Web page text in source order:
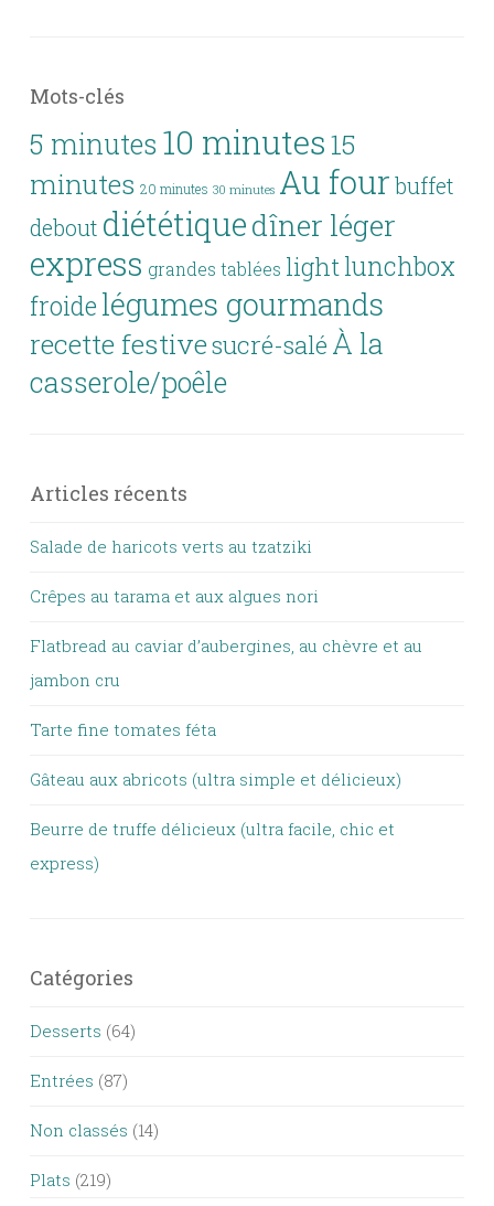
Mots-clés
5 minutes 10 minutes15
minutes 20 minutes 30 minutes Au fourbuffet
debout diététiquedîner léger
express grandes tablées lightlunchbox
froide légumes gourmands
recette festivesucré-salé À la
casserole/poêle
Articles récents
Salade de haricots verts au tzatziki
Crêpes au tarama et aux algues nori
Flatbread au caviar d’aubergines, au chèvre et au
jambon cru
Tarte fine tomates féta
Gâteau aux abricots (ultra simple et délicieux)
Beurre de truffe délicieux (ultra facile, chic et
express)
Catégories
Desserts (64)
Entrées (87)
Non classés (14)
Plats (219)